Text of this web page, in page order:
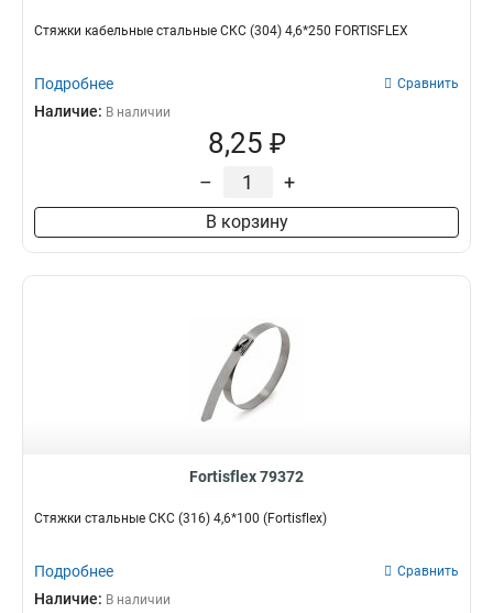
Стяжки кабельные стальные СКС (304) 4,6*250 FORTISFLEX
Подробнее Сравнить
Наличие: В наличии
8,25 ₽
– +
В корзину
Fortisflex 79372
Стяжки стальные СКС (316) 4,6*100 (Fortisflex)
Подробнее Сравнить
Наличие: В наличии